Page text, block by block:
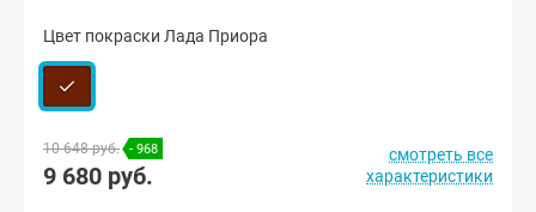
Цвет покраски Лада Приора
10 648 руб. - 968
9 680 руб.
смотреть все
характеристики